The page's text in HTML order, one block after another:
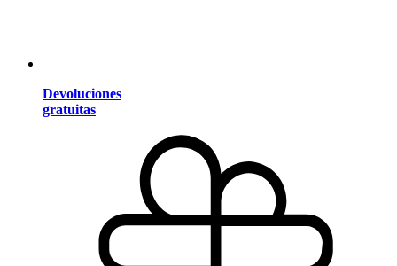
Devoluciones
gratuitas